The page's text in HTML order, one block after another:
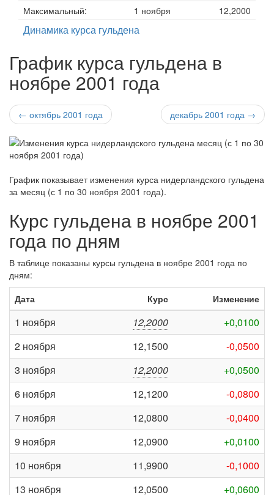
Максимальный:
1 ноября 12,2000
Динамика курса гульдена
График курса гульдена в
ноябре 2001 года
← октябрь 2001 года декабрь 2001 года →
График показывает изменения курса нидерландского гульдена
за месяц (с 1 по 30 ноября 2001 года).
Курс гульдена в ноябре 2001
года по дням
В таблице показаны курсы гульдена в ноябре 2001 года по
дням:
Дата
Курс Изменение
1 ноября 12,2000
+0,0100
2 ноября
12,1500
-0,0500
3 ноября
12,2000
+0,0500
6 ноября
12,1200
-0,0800
7 ноября
12,0800
-0,0400
9 ноября
12,0900
+0,0100
10 ноября
11,9900
-0,1000
13 ноября
12,0500
+0,0600